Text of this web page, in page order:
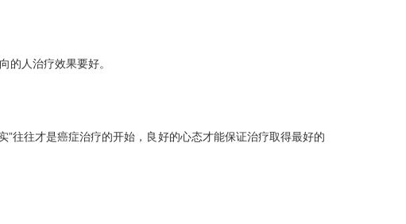
人治疗效果要好。
往往才是癌症治疗的开始，良好的心态才能保证治疗取得最好的